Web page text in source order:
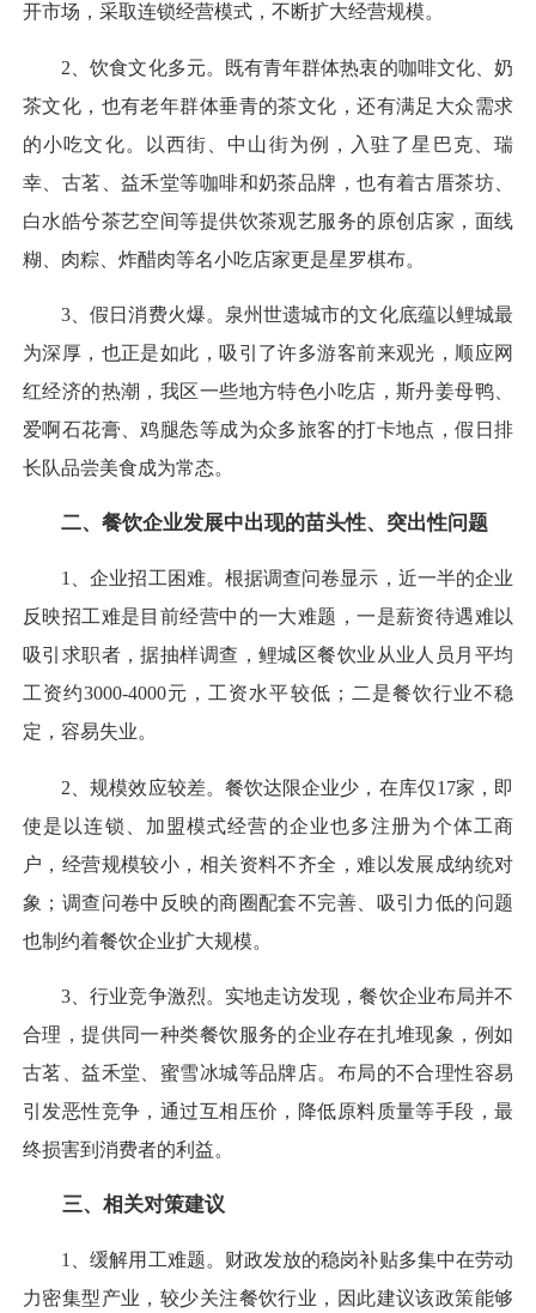
开市场，采取连锁经营模式，不断扩大经营规模。
2、饮食文化多元。既有青年群体热衷的咖啡文化、奶
茶文化，也有老年群体垂青的茶文化，还有满足大众需求
的小吃文化。以西街、中山街为例，入驻了星巴克、瑞
幸、古茗、益禾堂等咖啡和奶茶品牌，也有着古厝茶坊、
白水皓兮茶艺空间等提供饮茶观艺服务的原创店家，面线
糊、肉粽、炸醋肉等名小吃店家更是星罗棋布。
3、假日消费火爆。泉州世遗城市的文化底蕴以鲤城最
为深厚，也正是如此，吸引了许多游客前来观光，顺应网
红经济的热潮，我区一些地方特色小吃店，斯丹姜母鸭、
爱啊石花膏、鸡腿怣等成为众多旅客的打卡地点，假日排
长队品尝美食成为常态。
二、餐饮企业发展中出现的苗头性、突出性问题
1、企业招工困难。根据调查问卷显示，近一半的企业
反映招工难是目前经营中的一大难题，一是薪资待遇难以
吸引求职者，据抽样调查，鲤城区餐饮业从业人员月平均
工资约3000-4000元，工资水平较低；二是餐饮行业不稳
定，容易失业。
2、规模效应较差。餐饮达限企业少，在库仅17家，即
使是以连锁、加盟模式经营的企业也多注册为个体工商
户，经营规模较小，相关资料不齐全，难以发展成纳统对
象；调查问卷中反映的商圈配套不完善、吸引力低的问题
也制约着餐饮企业扩大规模。
3、行业竞争激烈。实地走访发现，餐饮企业布局并不
合理，提供同一种类餐饮服务的企业存在扎堆现象，例如
古茗、益禾堂、蜜雪冰城等品牌店。布局的不合理性容易
引发恶性竞争，通过互相压价，降低原料质量等手段，最
终损害到消费者的利益。
三、相关对策建议
1、缓解用工难题。财政发放的稳岗补贴多集中在劳动
力密集型产业，较少关注餐饮行业，因此建议该政策能够